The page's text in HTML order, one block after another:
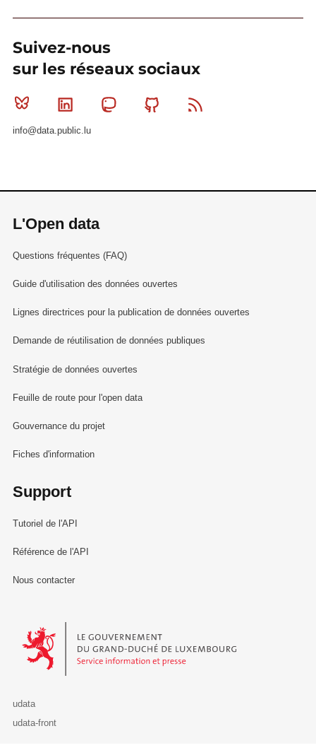
Suivez-nous
sur les réseaux sociaux
Bluesky Linkedin MastodonGithub
info@data.public.lu
L'Open data
Questions fréquentes (FAQ)
Guide d'utilisation des données ouvertes
Lignes directrices pour la publication de données ouvertes
Demande de réutilisation de données publiques
Stratégie de données ouvertes
Feuille de route pour l'open data
Gouvernance du projet
Fiches d'information
Support
Tutoriel de l'API
Référence de l'API
Nous contacter
Le Gouvernement du Grand-Duché de Luxembourg - Service
udata
udata-front